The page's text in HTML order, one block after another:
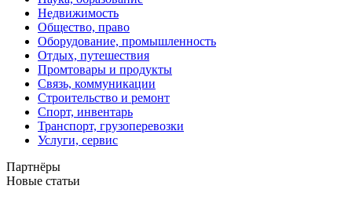
Недвижимость
Общество, право
Оборудование, промышленность
Отдых, путешествия
Промтовары и продукты
Связь, коммуникации
Строительство и ремонт
Спорт, инвентарь
Транспорт, грузоперевозки
Услуги, сервис
Партнёры
Новые статьи